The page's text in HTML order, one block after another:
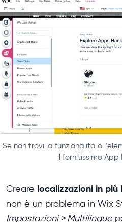
Se non trovi la funzionalità o
il fornitissimo App
Creare localizzazioni in più
non è un problema in Wix
Impostazioni > Multilingue